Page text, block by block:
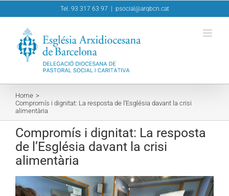
to
Tel. 93 317 63 97 psocial@arqbcn.cat
Home
Compromís i dignitat: La resposta de l’Església davant la crisi
alimentària
Compromís i dignitat: La resposta
de l’Església davant la crisi
alimentària
Larger